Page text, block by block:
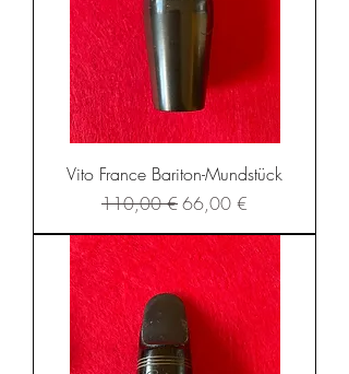
Vito France Bariton-Mundstück
Standardpreis
110,00 €Sale-Preis
66,00 €